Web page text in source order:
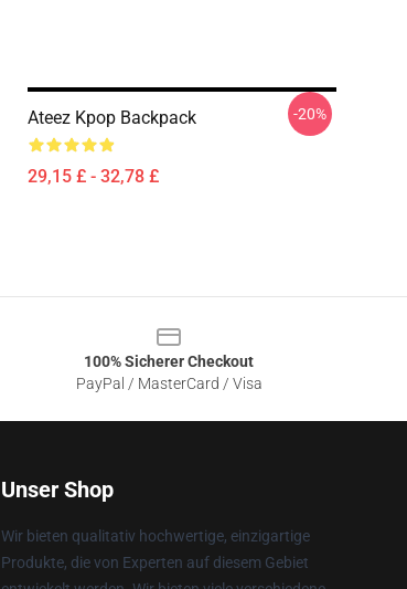
Ateez Kpop Backpack
29,15 £ - 32,78 £
-20%
100% Sicherer Checkout
PayPal / MasterCard / Visa
Unser Shop
Wir bieten qualitativ hochwertige, einzigartige
Produkte, die von Experten auf diesem Gebiet